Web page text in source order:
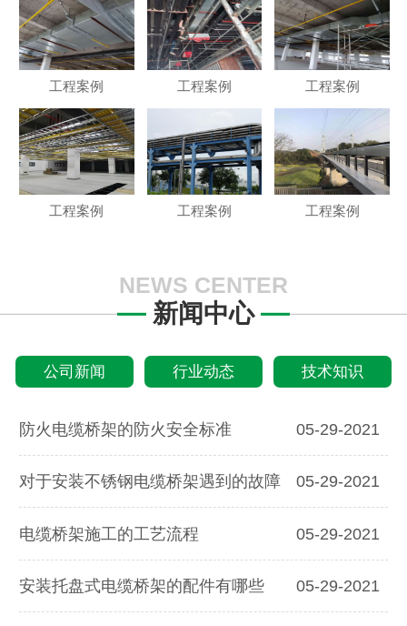
工程案例 工程案例 工程案例
工程案例 工程案例 工程案例
NEWS CENTER
新闻中心
公司新闻 行业动态 技术知识
防火电缆桥架的防火安全标准 05-29-2021
对于安装不锈钢电缆桥架遇到的故障 05-29-2021
电缆桥架施工的工艺流程 05-29-2021
安装托盘式电缆桥架的配件有哪些 05-29-2021